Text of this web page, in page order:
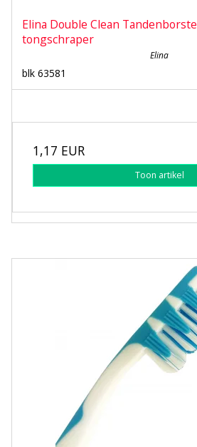
Elina Double Clean
tongschraper
Elina
blk 63581
1,17 EUR
Toon artikel